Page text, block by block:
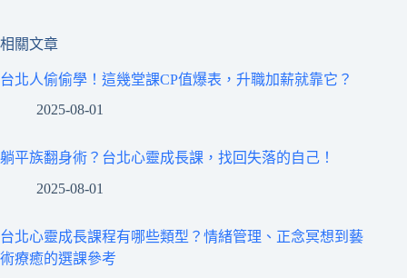
相關文章
台北人偷偷學！這幾堂課CP值爆表，升職加薪就靠它？
2025-08-01
躺平族翻身術？台北心靈成長課，找回失落的自己！
2025-08-01
台北心靈成長課程有哪些類型？情緒管理、正念冥想到藝
術療癒的選課參考